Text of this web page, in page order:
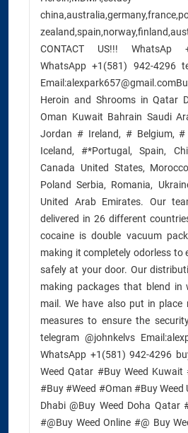
CONTACT US!!! WhatsAp
WhatsApp +1(581) 942-4296
Heroin and Shrooms in Qatar
Oman Kuwait Bahrain Saudi
Jordan # Ireland, # Belgium,
Iceland, #*Portugal, Spain,
Canada United States,
Poland Serbia, Romania,
United Arab Emirates. Our
delivered in 26 different
cocaine is double vacuum
making it completely odorless to
safely at your door. Our
making packages that blend
mail. We have also put in place
measures to ensure the
telegram @johnkelvs
WhatsApp +1(581) 942-4296
Weed Qatar #Buy Weed Kuwait
#Buy #Weed #Oman #Buy Weed
Dhabi @Buy Weed Doha Qatar
#@Buy Weed Online #@ Buy